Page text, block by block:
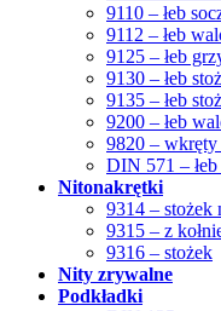
9110 – łeb
9112 – łeb
9125 – łeb
9130 – łeb
9135 – łeb
9200 – łeb
9820 –
DIN 571 –
Nitonakrętki
9314 – stożek
9315 – z
9316 – stożek
Nity zrywalne
Podkładki